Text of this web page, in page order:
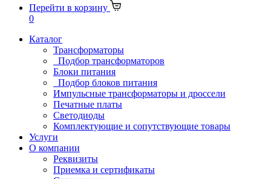
Перейти в корзину
0
Каталог
Трансформаторы
Подбор трансформаторов
Блоки питания
Подбор блоков питания
Импульсные трансформаторы и дроссели
Печатные платы
Светодиоды
Комплектующие и сопутствующие товары
Услуги
О компании
Реквизиты
Приемка и сертификаты